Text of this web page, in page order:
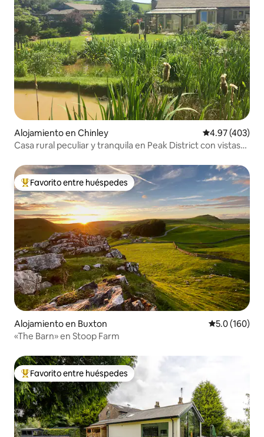
Alojamiento en Chinley Calificación
4.97 (403)
Casa rural peculiar y tranquila en Peak District con vistas
Favorito entre huéspedes preferido
Favorito entre huéspedes
Alojamiento en Buxton Calificación
5.0 (160)
«The Barn» en Stoop Farm
Favorito entre huéspedes preferido
Favorito entre huéspedes